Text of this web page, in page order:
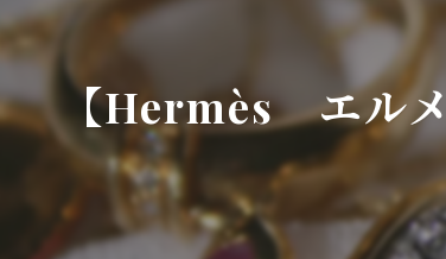
【Hermès エル